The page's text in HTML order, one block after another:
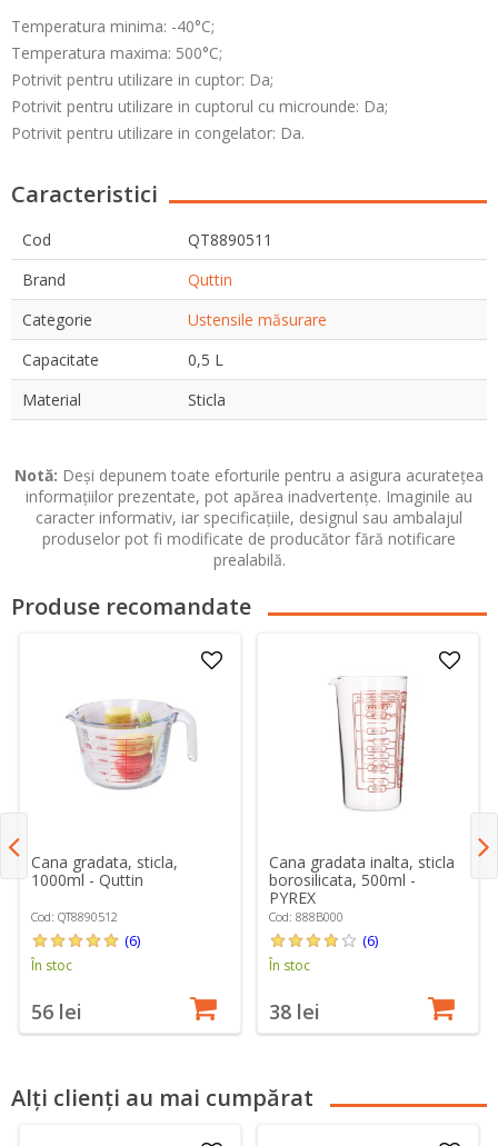
Temperatura minima: -40°C;
Temperatura maxima: 500°C;
Potrivit pentru utilizare in cuptor: Da;
Potrivit pentru utilizare in cuptorul cu microunde: Da;
Potrivit pentru utilizare in congelator: Da.
Caracteristici
Cod
QT8890511
Brand
Quttin
Categorie
Ustensile măsurare
Capacitate
0,5 L
Material
Sticla
Notă: Deși depunem toate eforturile pentru a asigura acuratețea
informațiilor prezentate, pot apărea inadvertențe. Imaginile au
caracter informativ, iar specificațiile, designul sau ambalajul
produselor pot fi modificate de producător fără notificare
prealabilă.
Produse recomandate
Cana gradata, sticla,
1000ml - Quttin
Cod: QT8890512
(6)
În stoc
56 lei
Cana gradata inalta, sticla
borosilicata, 500ml -
PYREX
Cod: 888B000
(6)
În stoc
38 lei
Alți clienți au mai cumpărat